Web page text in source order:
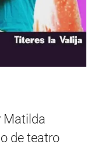
Matilda
de teatro